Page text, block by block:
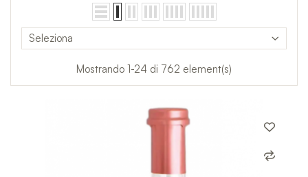
Seleziona
Mostrando 1-24 di 762 element(s)